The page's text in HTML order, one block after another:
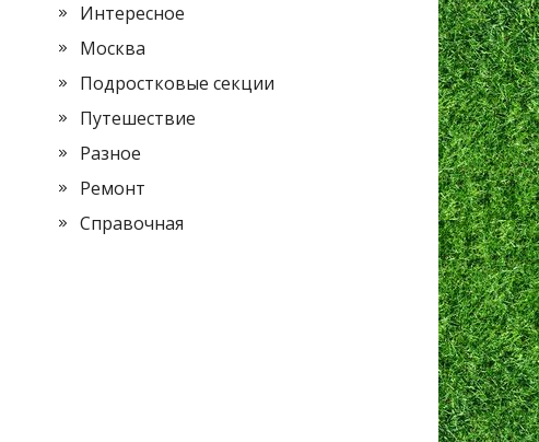
Интересное
Москва
Подростковые секции
Путешествие
Разное
Ремонт
Справочная